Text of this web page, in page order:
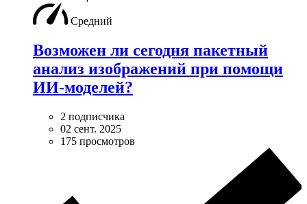
Средний
Возможен ли сегодня пакетный
анализ изображений при помощи
ИИ-моделей?
2 подписчика
02 сент. 2025
175 просмотров